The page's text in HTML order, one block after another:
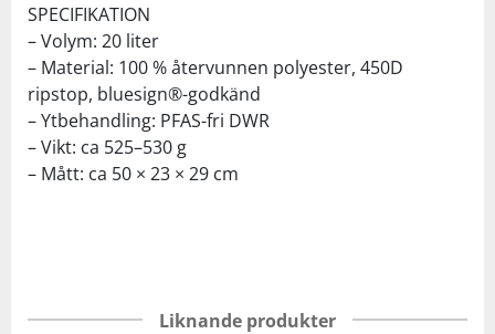
SPECIFIKATION
– Volym: 20 liter
– Material: 100 % återvunnen polyester, 450D
ripstop, bluesign®-godkänd
– Ytbehandling: PFAS-fri DWR
– Vikt: ca 525–530 g
– Mått: ca 50 × 23 × 29 cm
Liknande produkter